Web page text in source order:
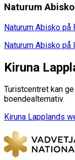
Naturum
Naturum Abisko på
Naturum Abisko på
Kiruna
Turistcentret kan
boendealternativ.
Kiruna Lapplands